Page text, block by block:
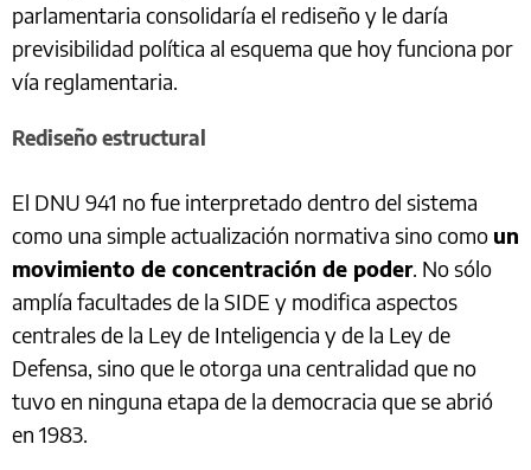
parlamentaria consolidaría el rediseño y le daría
previsibilidad política al esquema que hoy funciona por
vía reglamentaria.
Rediseño estructural
El DNU 941 no fue interpretado dentro del sistema
como una simple actualización normativa sino como un
movimiento de concentración de poder. No sólo
amplía facultades de la SIDE y modifica aspectos
centrales de la Ley de Inteligencia y de la Ley de
Defensa, sino que le otorga una centralidad que no
tuvo en ninguna etapa de la democracia que se abrió
en 1983.